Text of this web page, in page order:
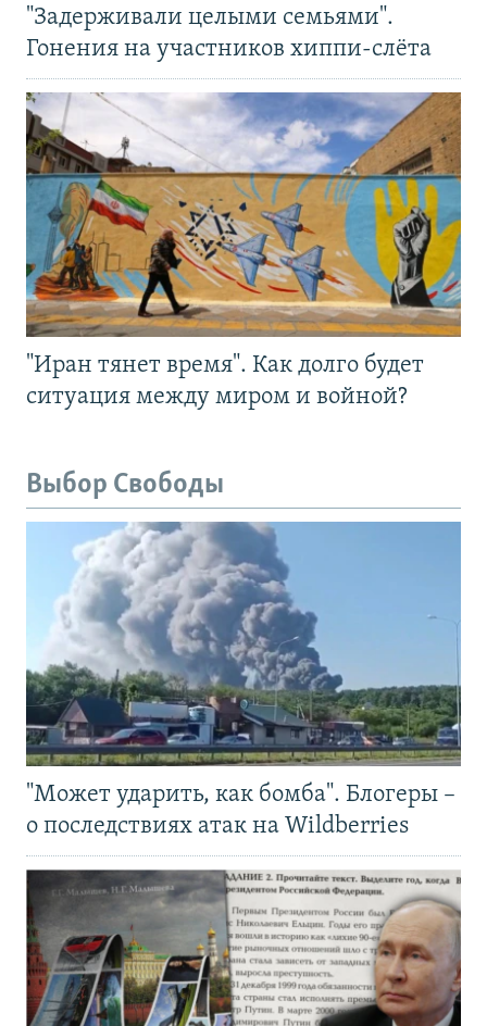
"Задерживали целыми семьями".
Гонения на участников хиппи-слёта
"Иран тянет время". Как долго будет
ситуация между миром и войной?
Выбор Свободы
"Может ударить, как бомба". Блогеры –
о последствиях атак на Wildberries